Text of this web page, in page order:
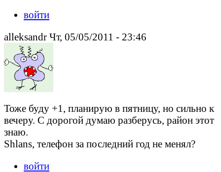
войти
alleksandr Чт, 05/05/2011 - 23:46
Тоже буду +1, планирую в пятницу, но сильно к
вечеру. С дорогой думаю разберусь, район этот
знаю.
Shlans, телефон за последний год не менял?
войти